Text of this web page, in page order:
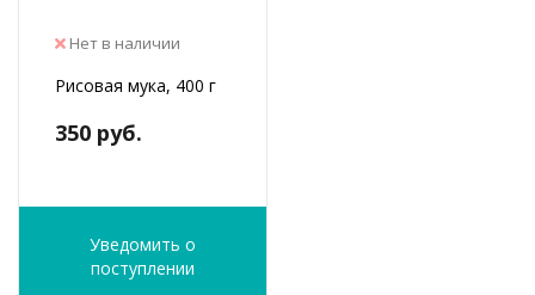
Нет в наличии
Рисовая мука, 400 г
350 руб.
Уведомить о
поступлении